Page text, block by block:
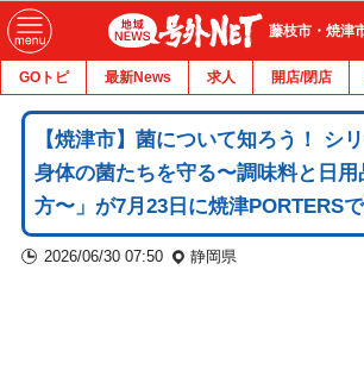
藤枝市・焼津
GOトピ 最新News 求人 開店/閉店
【焼津市】菌について知ろう！ シ
身体の菌たちを守る〜調味料と日用
方〜」が7月23日に焼津PORTERSで
2026/06/30 07:50 静岡県